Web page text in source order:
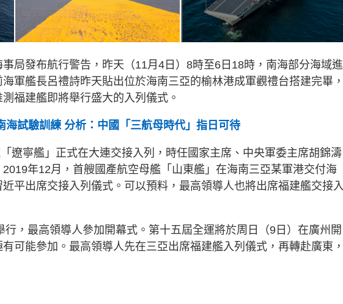
局發布航行警告，昨天（11月4日）8時至6日18時，南海部分海域進
軍艦長呂禮詩昨天貼出位於海南三亞的榆林港成軍觀禮台搭建完畢，
福建艦即將舉行盛大的入列儀式。
海試驗訓練 分析：中國「三航母時代」指日可待
遼寧艦」正式在大連交接入列，時任國家主席、中央軍委主席胡錦濤
年12月，首艘國產航空母艦「山東艦」在海南三亞某軍港交付海
平出席交接入列儀式。可以預料，最高領導人也將出席福建艦交接入
，最高領導人參加開幕式。第十五屆全運將於周日（9日）在廣州開
可能參加。最高領導人先在三亞出席福建艦入列儀式，再轉赴廣東，